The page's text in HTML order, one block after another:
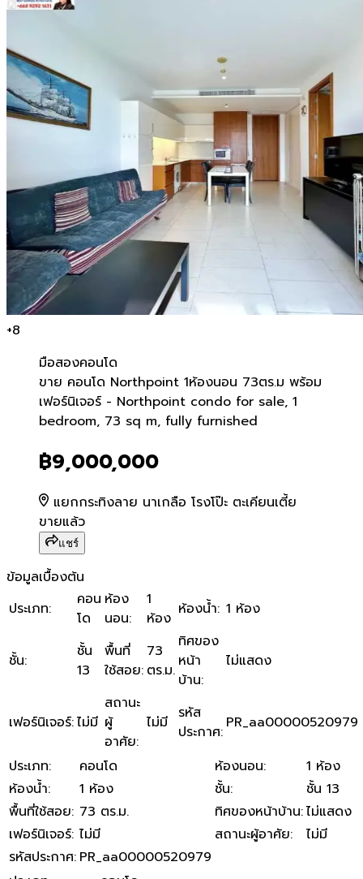
+8
มือสองคอนโด
ขาย คอนโด Northpoint 1
ขาย คอนโด Northpoint 1ห้องนอน 73ตร.ม พร้อม
เฟอร์นิเจอร์ - Northpoint condo for sale, 1
bedroom, 73 sq m, fully furnished
฿9,000,000
แยกกระทิงลาย นาเกลือ โรงโป๊ะ ตะเคียนเตี้ย
ขายแล้ว
แชร์
ข้อมูลเบื้องต้น
ประเภท:
คอน
โด
ห้อง
นอน:
1
ห้อง ห้องน้ำ: 1 ห้อง
ชั้น:
ชั้น
13
พื้นที่
ใช้สอย:
73
ตร.ม.
ทิศของ
หน้า
บ้าน:
ไม่แสดง
เฟอร์นิเจอร์:ไม่มี
สถานะ
ผู้
อาศัย:
ไม่มี รหัส
ประกาศ: PR_aa00000520979
ประเภท: คอนโด ห้องนอน:
1 ห้อง
ห้องน้ำ: 1 ห้อง ชั้น:
ชั้น 13
พื้นที่ใช้สอย: 73 ตร.ม. ทิศของหน้าบ้าน:ไม่แสดง
เฟอร์นิเจอร์: ไม่มี สถานะผู้อาศัย:
ไม่มี
รหัสประกาศ: PR_aa00000520979